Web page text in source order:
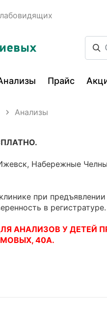
Прайс
Анализы
Набережные
при
в регистратуре.
АНАЛИЗОВ У ДЕТЕЙ
, 40А.